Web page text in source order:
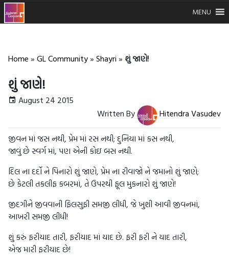
MENU
Home » GL Community» Shayri » શું જાણે!
શું જાણે!
August 24 2015
Written By
Hitendra Vasudev
જીવન માં જસ નથી, પ્રેમ માં રસ નથી; દુનિયા માં કસ નથી,
જાવું છે સ્વર્ગ માં, પણ એની કોઇ બસ નથી.
દિલ ના દર્દો ને પિનારો શું જાણે, પ્રેમ ના રીવાજો ને જમાનો શું જાણે;
છે કેટલી તકલીફ કબરમાં, તે ઉપરથી ફૂલ મુકનારો શું જાણે!
જીદગીને જીવવાની ફિલસુફી સમજી લીધી, જે ખુશી આવી જીવનમાં,
આખરી સમજી લીધી!
શું કરું ફરીયાદ તારી, ફરીયાદ માં યાદ છે. ફરી ફરી ને યાદ તારી,
એજ મારી ફરીયાદ છે!